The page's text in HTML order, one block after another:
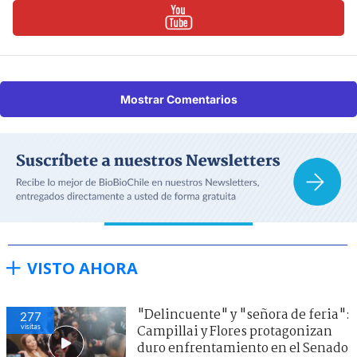
Mostrar Comentarios
VISTO AHORA
277
visitas
"Delincuente" y "señora de feria":
Campillai y Flores protagonizan
duro enfrentamiento en el Senado